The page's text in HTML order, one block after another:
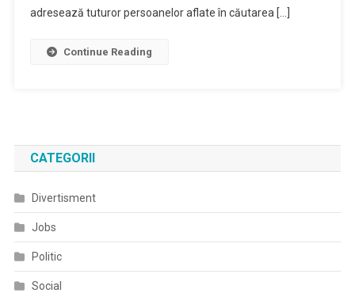
adresează tuturor persoanelor aflate în căutarea […]
Continue Reading
CATEGORII
Divertisment
Jobs
Politic
Social